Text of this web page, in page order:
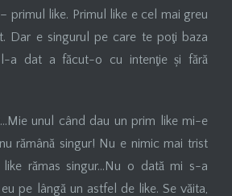
primul like. Primul like e cel mai greu
Dar e singurul pe care te poţi baza
l-a dat a făcut-o cu intenţie și fără
unul când dau un prim like mi-e
rămână singur! Nu e nimic mai trist
rămas singur…Nu o dată mi s-a
pe lângă un astfel de like. Se văita,